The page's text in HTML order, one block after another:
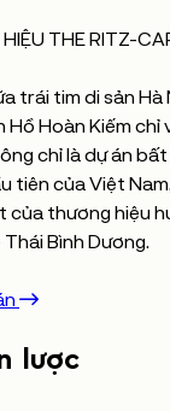
THE RITZ-
trái tim di sản Hà
Hoàn Kiếm chỉ
chỉ là dự án
tiên của Việt
của thương hiệu
Bình Dương.
lược